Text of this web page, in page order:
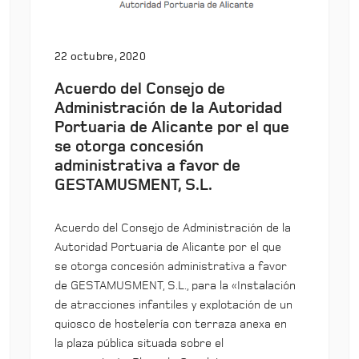
22 octubre, 2020
Acuerdo del Consejo de
Administración de la Autoridad
Portuaria de Alicante por el que
se otorga concesión
administrativa a favor de
GESTAMUSMENT, S.L.
Acuerdo del Consejo de Administración de la
Autoridad Portuaria de Alicante por el que
se otorga concesión administrativa a favor
de GESTAMUSMENT, S.L., para la «Instalación
de atracciones infantiles y explotación de un
quiosco de hostelería con terraza anexa en
la plaza pública situada sobre el